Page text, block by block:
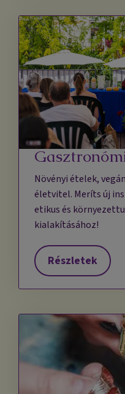
Növényi ételek,
életvitel. Meríts új
etikus és
kialakításához!
Részletek